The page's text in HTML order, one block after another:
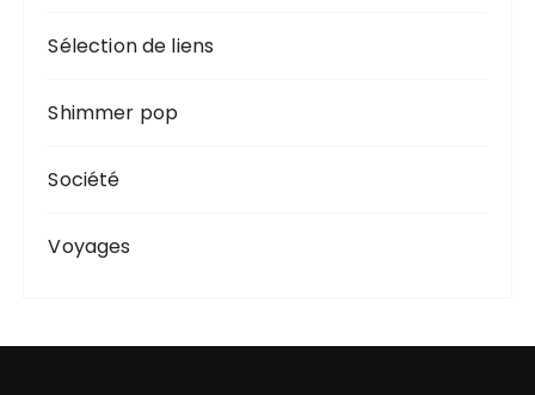
Sélection de liens
Shimmer pop
Société
Voyages